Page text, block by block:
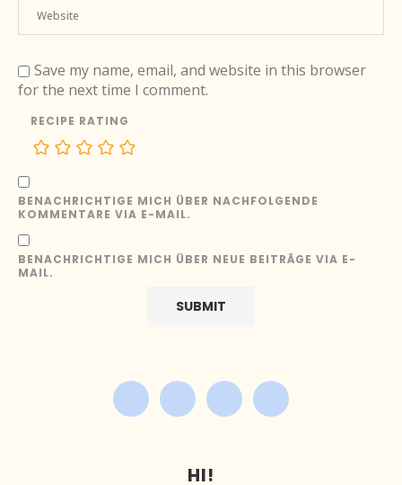
Save my name, email, and website in this browser
for the next time I comment.
RECIPE RATING
BENACHRICHTIGE MICH ÜBER NACHFOLGENDE
KOMMENTARE VIA E-MAIL.
BENACHRICHTIGE MICH ÜBER NEUE BEITRÄGE VIA E-
MAIL.
HI!